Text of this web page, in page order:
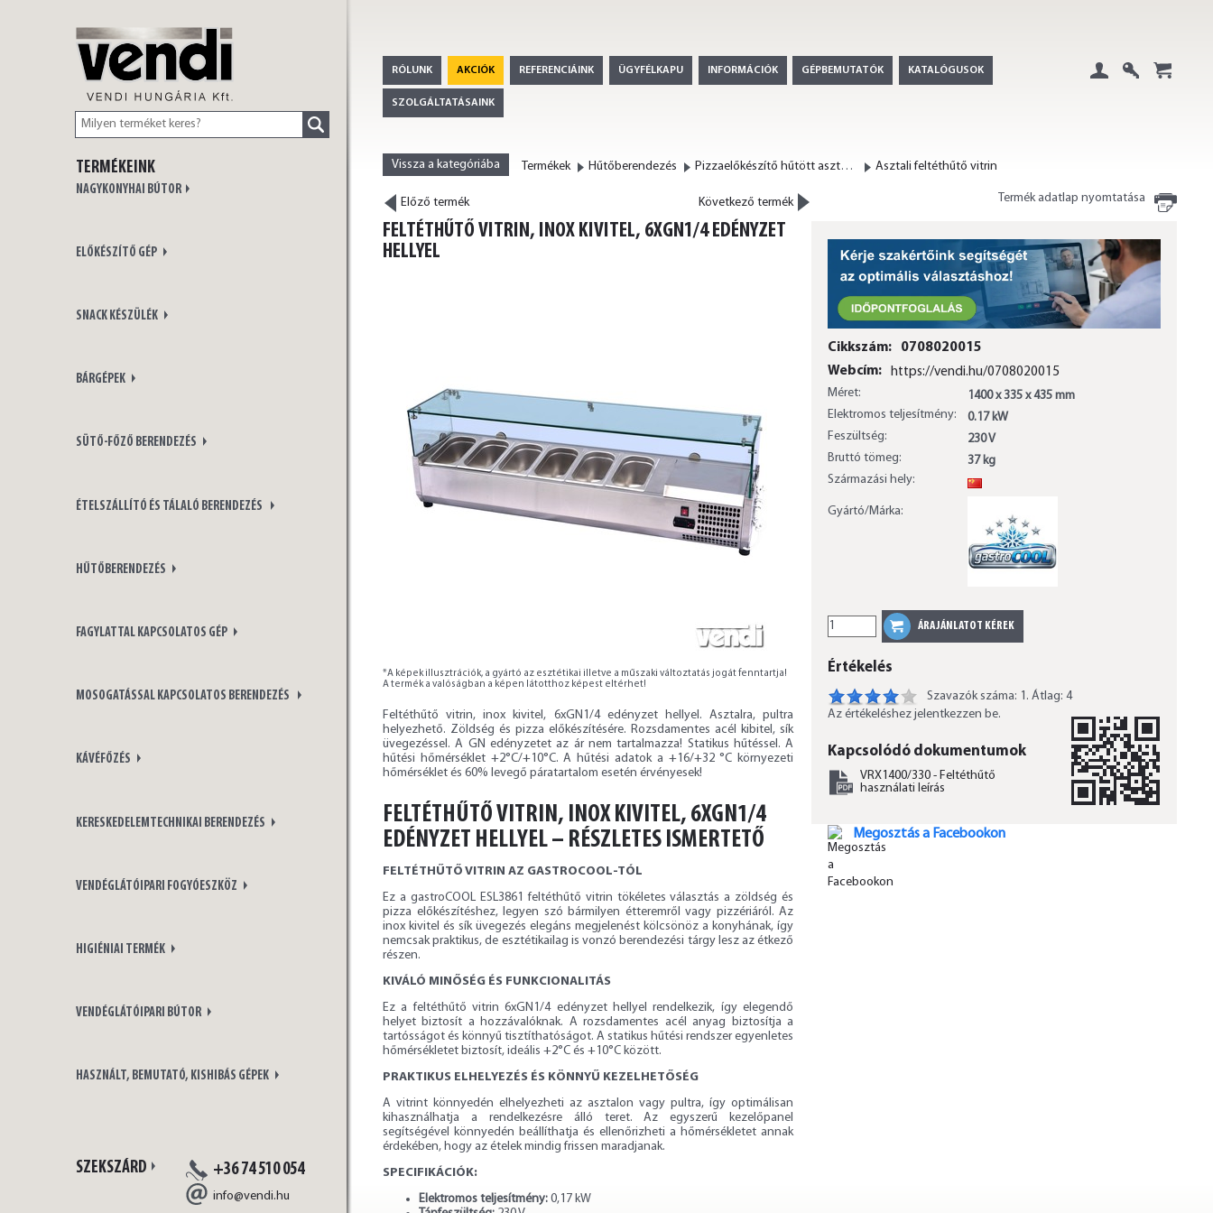
HUNGÁRIA Kft.
TERMÉKEINK
NAGYKONYHAI BÚTOR
ELŐKÉSZÍTŐ GÉP
SNACK KÉSZÜLÉK
BÁRGÉPEK
SÜTŐ-FŐZŐ BERENDEZÉS
ÉTELSZÁLLÍTÓ ÉS TÁLALÓ BERENDEZÉS
HŰTŐBERENDEZÉS
FAGYLATTAL KAPCSOLATOS GÉP
MOSOGATÁSSAL KAPCSOLATOS BERENDEZÉS
KÁVÉFŐZÉS
KERESKEDELEMTECHNIKAI BERENDEZÉS
VENDÉGLÁTÓIPARI FOGYÓESZKÖZ
HIGIÉNIAI TERMÉK
VENDÉGLÁTÓIPARI BÚTOR
HASZNÁLT, BEMUTATÓ, KISHIBÁS GÉPEK
SZEKSZÁRD +36 74 510 054
info@vendi.hu
RÓLUNK AKCIÓK REFERENCIÁINK ÜGYFÉLKAPU INFORMÁCIÓK GÉPBEMUTATÓK KATALÓGUSOK
SZOLGÁLTATÁSAINK
Vissza a kategóriába Termékek Hűtőberendezés Pizzaelőkészítő hűtött asztal és asztali feltét hűtővitrin Asztali feltéthűtő vitrin
Előző termék Következő termék Termék adatlap nyomtatása
FELTÉTHŰTŐ VITRIN, INOX KIVITEL, 6XGN1/4 EDÉNYZET
HELLYEL
*A képek illusztrációk, a gyártó az esztétikai illetve a műszaki változtatás jogát fenntartja!
A termék a valóságban a képen látotthoz képest eltérhet!
Feltéthűtő vitrin, inox kivitel, 6xGN1/4 edényzet hellyel. Asztalra, pultra
helyezhető. Zöldség és pizza előkészítésére. Rozsdamentes acél kibitel, sík
üvegezéssel. A GN edényzetet az ár nem tartalmazza! Statikus hűtéssel. A
hűtési hőmérséklet +2°C/+10°C. A hűtési adatok a +16/+32 °C környezeti
hőmérséklet és 60% levegő páratartalom esetén érvényesek!
FELTÉTHŰTŐ VITRIN, INOX KIVITEL, 6XGN1/4
EDÉNYZET HELLYEL – RÉSZLETES ISMERTETŐ
FELTÉTHŰTŐ VITRIN AZ GASTROCOOL-TÓL
Ez a gastroCOOL ESL3861 feltéthűtő vitrin tökéletes választás a zöldség és
pizza előkészítéshez, legyen szó bármilyen étteremről vagy pizzériáról. Az
inox kivitel és sík üvegezés elegáns megjelenést kölcsönöz a konyhának, így
nemcsak praktikus, de esztétikailag is vonzó berendezési tárgy lesz az étkező
részen.
KIVÁLÓ MINŐSÉG ÉS FUNKCIONALITÁS
Ez a feltéthűtő vitrin 6xGN1/4 edényzet hellyel rendelkezik, így elegendő
helyet biztosít a hozzávalóknak. A rozsdamentes acél anyag biztosítja a
tartósságot és könnyű tisztíthatóságot. A statikus hűtési rendszer egyenletes
hőmérsékletet biztosít, ideális +2°C és +10°C között.
PRAKTIKUS ELHELYEZÉS ÉS KÖNNYŰ KEZELHETŐSÉG
A vitrint könnyedén elhelyezheti az asztalon vagy pultra, így optimálisan
kihasználhatja a rendelkezésre álló teret. Az egyszerű kezelőpanel
segítségével könnyedén beállíthatja és ellenőrizheti a hőmérsékletet annak
érdekében, hogy az ételek mindig frissen maradjanak.
SPECIFIKÁCIÓK:
Elektromos teljesítmény: 0,17 kW
Cikkszám:
0708020015
Webcím:
https://vendi.hu/0708020015
Méret:
1400 x 335 x 435 mm
Elektromos teljesítmény:
0.17 kW
Feszültség:
230 V
Bruttó tömeg:
37 kg
Származási hely:
Gyártó/Márka:
Értékelés
Szavazók száma: 1. Átlag: 4
Az értékeléshez jelentkezzen be.
Kapcsolódó dokumentumok
VRX1400/330 - Feltéthűtő
használati leírás
Megosztás a Facebookon